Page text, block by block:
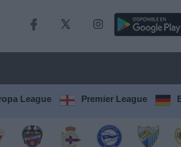
League Premier League